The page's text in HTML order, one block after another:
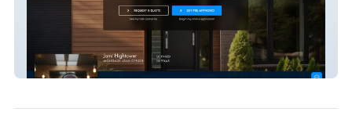
Jami Hightower - Mortgage Loan Officer